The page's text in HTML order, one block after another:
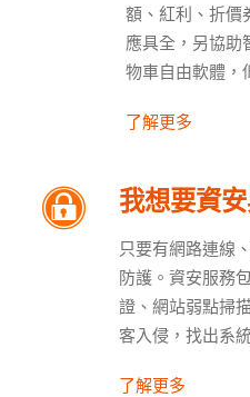
額、紅利、折價
應具全，另協助
物車自由軟體，
了解更多
我想要資
只要有網路連線
防護。資安服務
證、網站弱點掃
客入侵，找出系
了解更多